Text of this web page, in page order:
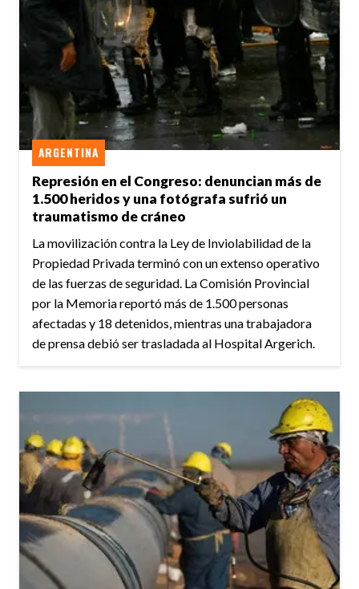
Represión en el Congreso: denuncian más de
1.500 heridos y una fotógrafa sufrió un
traumatismo de cráneo
ARGENTINA
La movilización contra la Ley de Inviolabilidad de la
Propiedad Privada terminó con un extenso operativo
de las fuerzas de seguridad. La Comisión Provincial
por la Memoria reportó más de 1.500 personas
afectadas y 18 detenidos, mientras una trabajadora
de prensa debió ser trasladada al Hospital Argerich.